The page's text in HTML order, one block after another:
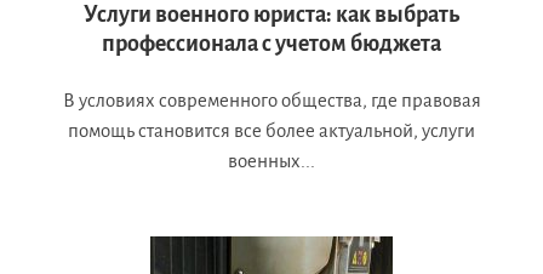
Услуги военного юриста: как выбрать
профессионала с учетом бюджета
В условиях современного общества, где правовая
помощь становится все более актуальной, услуги
военных...